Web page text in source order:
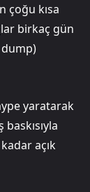
çoğu kısa
birkaç gün
yaratarak
açık